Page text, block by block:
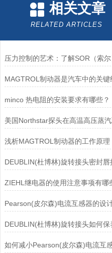
相关文章
RELATED ARTICLES
minco 热电阻的安装要求有哪些？
浅析MAGTROL制动器的工作原理
ZIEHL继电器的使用注意事项有哪